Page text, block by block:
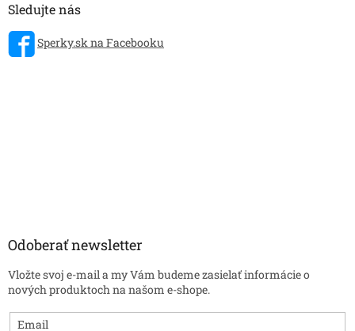
Sledujte nás
Sperky.sk na Facebooku
Odoberať newsletter
Vložte svoj e-mail a my Vám budeme zasielať informácie o
nových produktoch na našom e-shope.
Email